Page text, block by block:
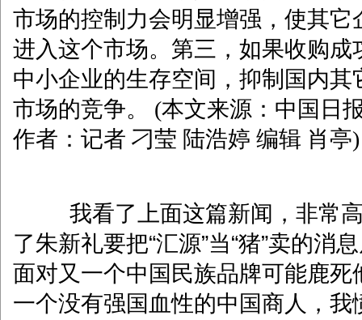
市场的控制力会明显增强，使其它
进入这个市场。第三，如果收购成
中小企业的生存空间，抑制国内其
市场的竞争。 (本文来源：中国日
作者：记者 刁莹 陆浩婷 编辑 肖亭)
我看了上面这篇新闻，非常
了朱新礼要把“汇源”当“猪”卖的消
面对又一个中国民族品牌可能鹿死
一个没有强国血性的中国商人，我